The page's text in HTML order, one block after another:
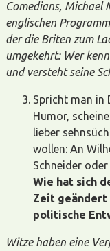
Comedians, Michael
englischen
der die Briten zum
umgekehrt: Wer
und versteht seine
Spricht man in
Humor,
lieber
wollen: An
Schneider
Wie hat sich
Zeit geändert
politische
Witze haben eine